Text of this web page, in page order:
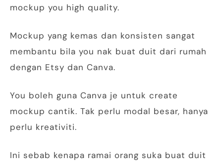
mockup you high quality.
Mockup yang kemas dan konsisten sangat
membantu bila you nak buat duit dari rumah
dengan Etsy dan Canva.
You boleh guna Canva je untuk create
mockup cantik. Tak perlu modal besar, hanya
perlu kreativiti.
Ini sebab kenapa ramai orang suka buat duit